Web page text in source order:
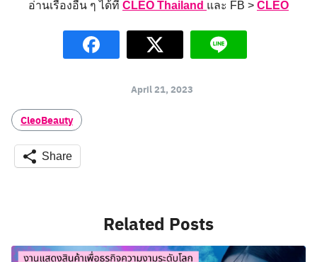
อ่านเรื่องอื่น ๆ ได้ที่ CLEO Thailand และ FB > CLEO
April 21, 2023
CleoBeauty
Share
Related Posts